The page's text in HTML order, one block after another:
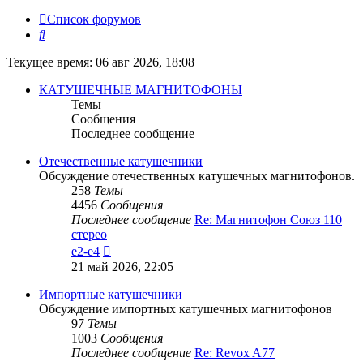
Список форумов
Поиск
Текущее время: 06 авг 2026, 18:08
КАТУШЕЧНЫЕ МАГНИТОФОНЫ
Темы
Сообщения
Последнее сообщение
Отечественные катушечники
Обсуждение отечественных катушечных магнитофонов.
258 Темы
4456 Сообщения
Последнее сообщение Re: Магнитофон Союз 110
стерео
e2-e4
к
сообщению
21 май 2026, 22:05
Импортные катушечники
Обсуждение импортных катушечных магнитофонов
97 Темы
1003 Сообщения
Последнее сообщение Re: Revox A77